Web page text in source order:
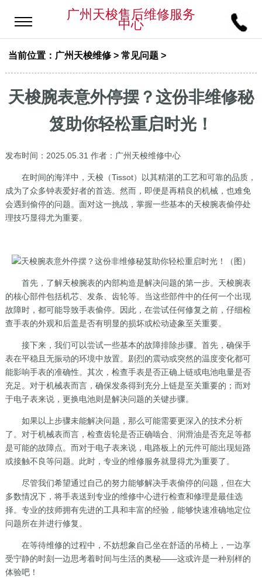
广州天梭售后维修服务
中心
当前位置： 广州天梭维修> 常见问题>
天梭腕表意外停摆？这份非维修秘
笈助你轻松重启时光！
发布时间：2025.05.31 作者：广州天梭维修中心
在时间的海洋中，天梭（Tissot）以其精湛的工艺和可靠的品质，
成为了众多钟表爱好者的首选。然而，即便是再精良的机械，也难免
会遇到偷停的问题。面对这一挑战，掌握一些基本的天梭腕表偷停处
理技巧显得尤为重要。
首先，了解天梭腕表的内部构造是解决问题的第一步。天梭腕表
的核心部件包括机芯、发条、齿轮等。当这些部件中的任何一个出现
故障时，都可能导致手表偷停。因此，在尝试任何修复之前，仔细检
查手表的外观和后盖是否有明显的损坏或松动迹象至关重要。
接下来，我们可以尝试一些基本的故障排除步骤。首先，确保手
表在平稳且无振动的环境中放置。剧烈的震动或突然的温度变化都可
能影响手表的准确性。其次，检查手表是否正确上链或电池电量是否
充足。对于机械表而言，确保发条得到充分上链是至关重要的；而对
于电子表来说，更换电池则是解决问题的关键步骤。
如果以上步骤未能解决问题，那么可能需要更深入的技术分析
了。对于机械表而言，检查齿轮是否正确啮合、润滑油是否充足等都
是可能的故障点。而对于电子表来说，电路板上的元件可能出现短路
或接触不良等问题。此时，专业的维修服务就显得尤为重要了。
尽管我们希望通过自己的努力能够解决手表偷停的问题，但在大
多数情况下，将手表送到专业的维修中心进行检查和修理是最佳选
择。专业的技师拥有先进的工具和丰富的经验，能够快速准确地定位
问题所在并进行修复。
在等待维修的过程中，不妨想象自己坐在舒适的吊椅上，一边享
受宁静的时刻一边思考着时间与生活的奥秘——这或许是一种别样的
体验吧！